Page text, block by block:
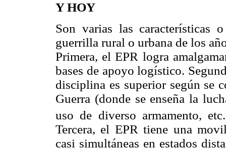
Y HOY
Son varias las características
guerrilla rural o urbana de los
Primera, el EPR logra
bases de apoyo logístico.
disciplina es superior según se
Guerra (donde se enseña la
uso de diverso armamento,
Tercera, el EPR tiene una
casi simultáneas en estados